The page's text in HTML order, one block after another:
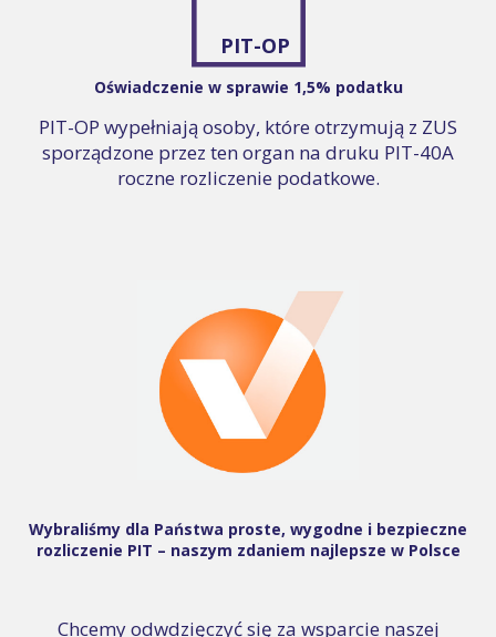
PIT-OP
Oświadczenie w sprawie 1,5% podatku
PIT-OP wypełniają osoby, które otrzymują z ZUS
sporządzone przez ten organ na druku PIT-40A
roczne rozliczenie podatkowe.
Wybraliśmy dla Państwa proste, wygodne i bezpieczne
rozliczenie PIT – naszym zdaniem najlepsze w Polsce
Chcemy odwdzięczyć się za wsparcie naszej